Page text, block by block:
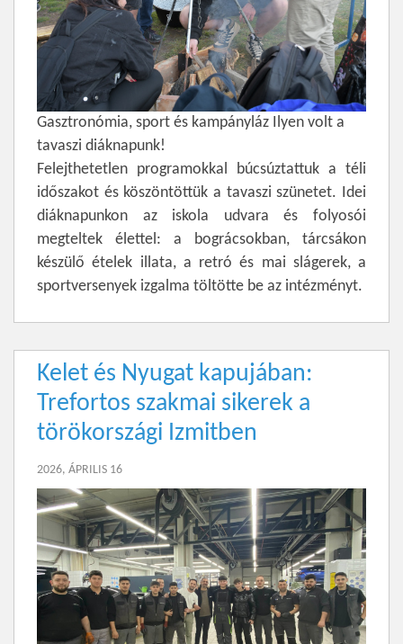
Gasztronómia, sport és kampányláz Ilyen volt a
tavaszi diáknapunk!
Felejthetetlen programokkal búcsúztattuk a téli
időszakot és köszöntöttük a tavaszi szünetet. Idei
diáknapunkon az iskola udvara és folyosói
megteltek élettel: a bográcsokban, tárcsákon
készülő ételek illata, a retró és mai slágerek, a
sportversenyek izgalma töltötte be az intézményt.
Kelet és Nyugat kapujában:
Trefortos szakmai sikerek a
törökországi Izmitben
2026, ÁPRILIS 16